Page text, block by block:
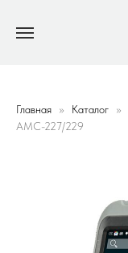
Главная Каталог
AMC-227/229